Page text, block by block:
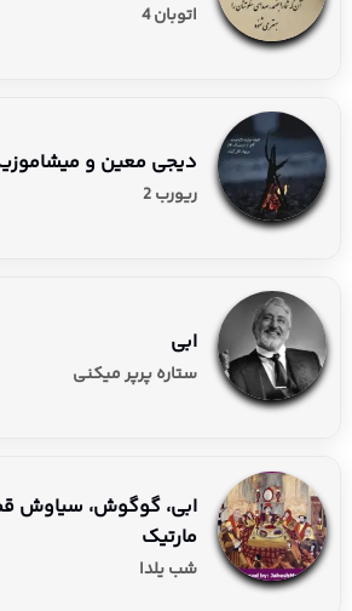
اتوبان 4
دیجی معین و
ریورب 2
ابی
ستاره پرپر میکنی
ابی، گوگوش، سیاوش
مارتیک
شب یلدا